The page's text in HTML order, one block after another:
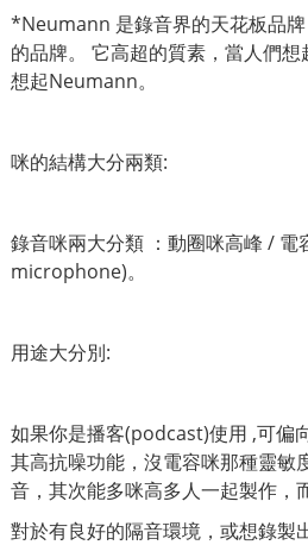
*Neumann 是錄音界的天花板品
的品牌。 它高超的質素，當人們
想起Neumann。
咪的結構大分兩類:
錄音咪兩大分類 ：動圈咪高峰 /
microphone)。
用途大分別:
如果你是播客(podcast)使用 ,可偏
其高抗噪功能，沒電容咪那種靈敏
音，其次能多咪高多人一起製作，
對於有良好的隔音環境，或想錄製